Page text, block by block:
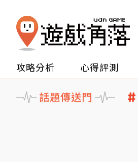
攻略分析 心得評測
話題傳送門